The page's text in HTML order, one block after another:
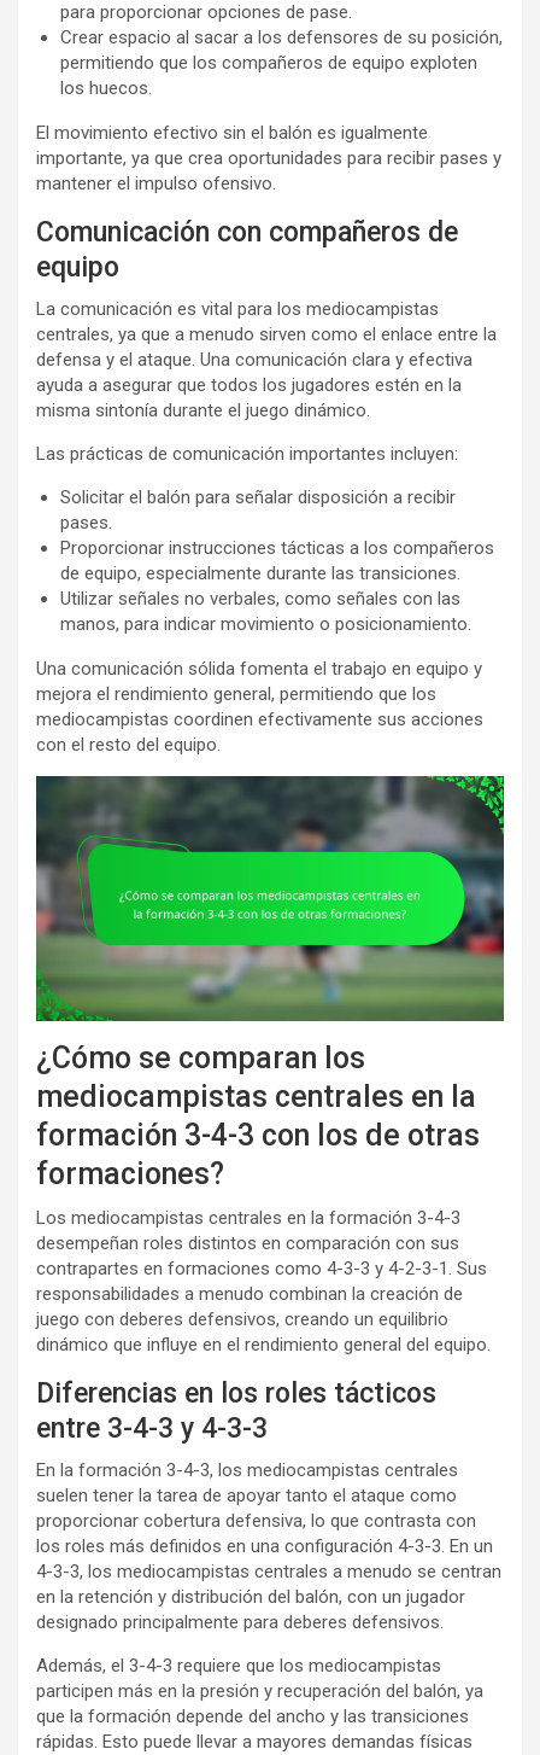
para proporcionar opciones de pase.
Crear espacio al sacar a los defensores de su posición,
permitiendo que los compañeros de equipo exploten
los huecos.
El movimiento efectivo sin el balón es igualmente
importante, ya que crea oportunidades para recibir pases y
mantener el impulso ofensivo.
Comunicación con compañeros de
equipo
La comunicación es vital para los mediocampistas
centrales, ya que a menudo sirven como el enlace entre la
defensa y el ataque. Una comunicación clara y efectiva
ayuda a asegurar que todos los jugadores estén en la
misma sintonía durante el juego dinámico.
Las prácticas de comunicación importantes incluyen:
Solicitar el balón para señalar disposición a recibir
pases.
Proporcionar instrucciones tácticas a los compañeros
de equipo, especialmente durante las transiciones.
Utilizar señales no verbales, como señales con las
manos, para indicar movimiento o posicionamiento.
Una comunicación sólida fomenta el trabajo en equipo y
mejora el rendimiento general, permitiendo que los
mediocampistas coordinen efectivamente sus acciones
con el resto del equipo.
¿Cómo se comparan los
mediocampistas centrales en la
formación 3-4-3 con los de otras
formaciones?
Los mediocampistas centrales en la formación 3-4-3
desempeñan roles distintos en comparación con sus
contrapartes en formaciones como 4-3-3 y 4-2-3-1. Sus
responsabilidades a menudo combinan la creación de
juego con deberes defensivos, creando un equilibrio
dinámico que influye en el rendimiento general del equipo.
Diferencias en los roles tácticos
entre 3-4-3 y 4-3-3
En la formación 3-4-3, los mediocampistas centrales
suelen tener la tarea de apoyar tanto el ataque como
proporcionar cobertura defensiva, lo que contrasta con
los roles más definidos en una configuración 4-3-3. En un
4-3-3, los mediocampistas centrales a menudo se centran
en la retención y distribución del balón, con un jugador
designado principalmente para deberes defensivos.
Además, el 3-4-3 requiere que los mediocampistas
participen más en la presión y recuperación del balón, ya
que la formación depende del ancho y las transiciones
rápidas. Esto puede llevar a mayores demandas físicas